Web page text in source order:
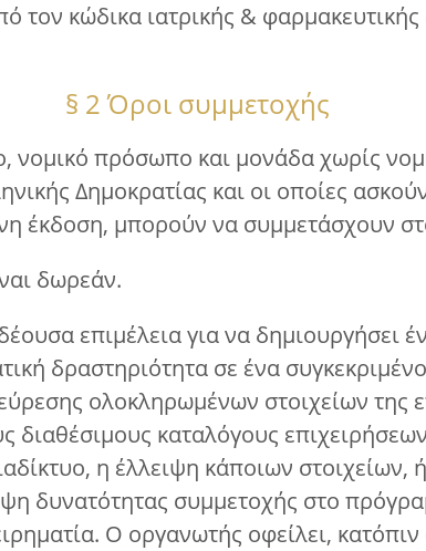
τον κώδικα ιατρικής &
§ 2 Όροι συμμετοχής
νομικό πρόσωπο και μονάδα χωρίς
Δημοκρατίας και οι οποίες
έκδοση, μπορούν να συμμετάσχουν
δωρεάν.
επιμέλεια για να δημιουργήσει
δραστηριότητα σε ένα
ολοκληρωμένων στοιχείων της
καταλόγους
η έλλειψη κάποιων
δυνατότητας συμμετοχής στο
Ο οργανωτής οφείλει, κατόπιν